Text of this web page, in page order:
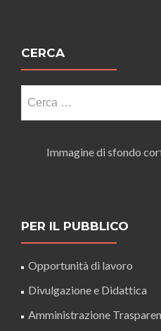
CERCA
per:
Immagine di sfondo
PER IL PUBBLICO
Opportunità di lavoro
Divulgazione e Didattica
Amministrazione